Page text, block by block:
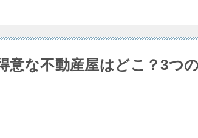
意な不動産屋はどこ？3つ